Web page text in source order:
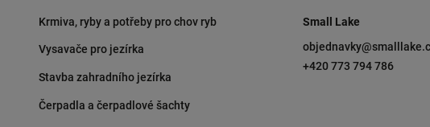
Krmiva, ryby a potřeby pro chov ryb
Vysavače pro jezírka
Stavba zahradního jezírka
Čerpadla a čerpadlové šachty
Small Lake
objednavky@
+420 773 794 786